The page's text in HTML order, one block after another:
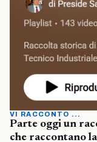
VI RACCONTO ...
Parte oggi un
che raccontano